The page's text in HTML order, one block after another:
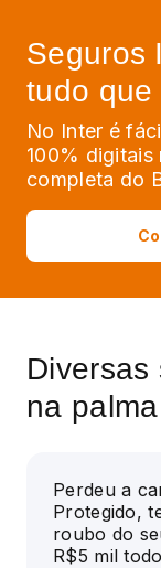
Seguros
tudo que
No Inter é
100% digitais
completa do
Diversas
na
Perdeu a
Protegido,
roubo do
R$5 mil